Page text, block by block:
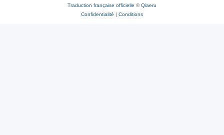
Traduction française officielle ©Qiaeru
Confidentialité | Conditions